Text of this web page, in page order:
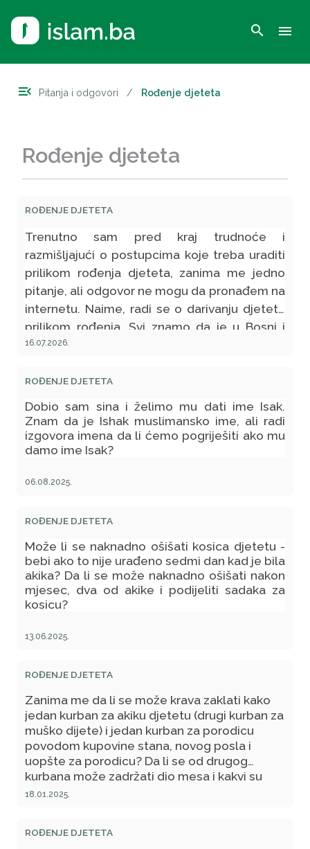
search menu
menu_open Pitanja i odgovori / Rođenje djeteta
Rođenje djeteta
ROĐENJE DJETETA
Trenutno sam pred kraj trudnoće i
razmišljajući o postupcima koje treba uraditi
prilikom rođenja djeteta, zanima me jedno
pitanje, ali odgovor ne mogu da pronađem na
internetu. Naime, radi se o darivanju djeteta
prilikom rođenja. Svi znamo da je u Bosni i
Hercegovini običaj da odredimo osobu koja
zaželjeti djetetu nafaku, sreću, zdravlje i sl).
Mene zanima da li to ima veze sa islamom ili
je to samo običaj među našim narodom, jer
stariji ljudi su mi rekli da osoba koja će mi
darovati dijete mora biti osoba koja je sretna
16.07.2026.
ROĐENJE DJETETA
Dobio sam sina i želimo mu dati ime Isak.
Znam da je Ishak muslimansko ime, ali radi
izgovora imena da li ćemo pogriješiti ako mu
damo ime Isak?
06.08.2025.
ROĐENJE DJETETA
Može li se naknadno ošišati kosica djetetu -
bebi ako to nije urađeno sedmi dan kad je bila
akika? Da li se može naknadno ošišati nakon
mjesec, dva od akike i podijeliti sadaka za
kosicu?
13.06.2025.
ROĐENJE DJETETA
Zanima me da li se može krava zaklati kako
jedan kurban za akiku djetetu (drugi kurban za
muško dijete) i jedan kurban za porodicu
povodom kupovine stana, novog posla i
uopšte za porodicu? Da li se od drugog
kurbana može zadržati dio mesa i kakvi su
propisi o klanju dva kurbana, a jedna životinja
18.01.2025.
ROĐENJE DJETETA